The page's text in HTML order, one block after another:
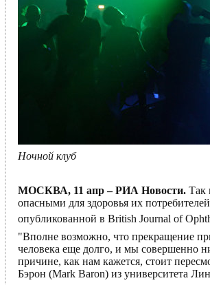
Ночной клуб
МОСКВА, 11 апр – РИА Новости. Так
опасными для здоровья их
опубликованной в British Journal of
"Вполне возможно, что прекращение
человека еще долго, и мы совершенно
причине, как нам кажется, стоит
Бэрон (Mark Baron) из университета